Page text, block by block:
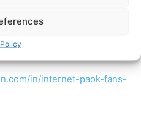
InternetPAOKFans
in/internet-paok-fans-